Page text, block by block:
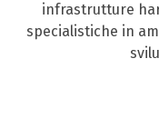
infrastrutture
specialistiche in